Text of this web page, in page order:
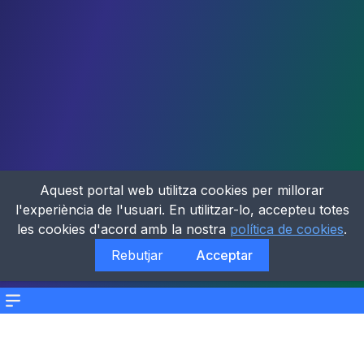
Menu
Aquest portal web utilitza cookies per millorar
l'experiència de l'usuari. En utilitzar-lo, accepteu totes
les cookies d'acord amb la nostra política de cookies.
Rebutjar
Acceptar